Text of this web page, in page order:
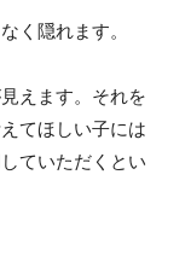
く隠れます。
えます。それを
てほしい子には
ていただくとい